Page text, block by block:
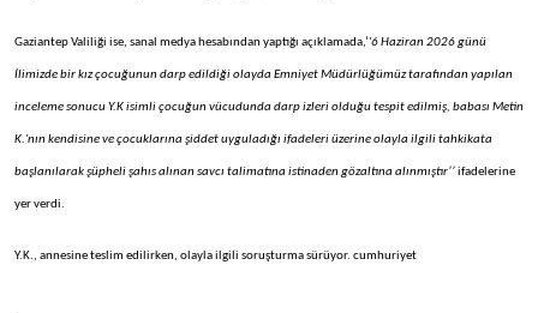
Gaziantep Valiliği ise, sanal medya hesabından yaptığı açıklamada,’'6 Haziran 2026 günü
İlimizde bir kız çocuğunun darp edildiği olayda Emniyet Müdürlüğümüz tarafından yapılan
inceleme sonucu Y.K isimli çocuğun vücudunda darp izleri olduğu tespit edilmiş, babası Metin
K.'nın kendisine ve çocuklarına şiddet uyguladığı ifadeleri üzerine olayla ilgili tahkikata
başlanılarak şüpheli şahıs alınan savcı talimatına istinaden gözaltına alınmıştır’’ifadelerine
yer verdi.
Y.K., annesine teslim edilirken, olayla ilgili soruşturma sürüyor. cumhuriyet